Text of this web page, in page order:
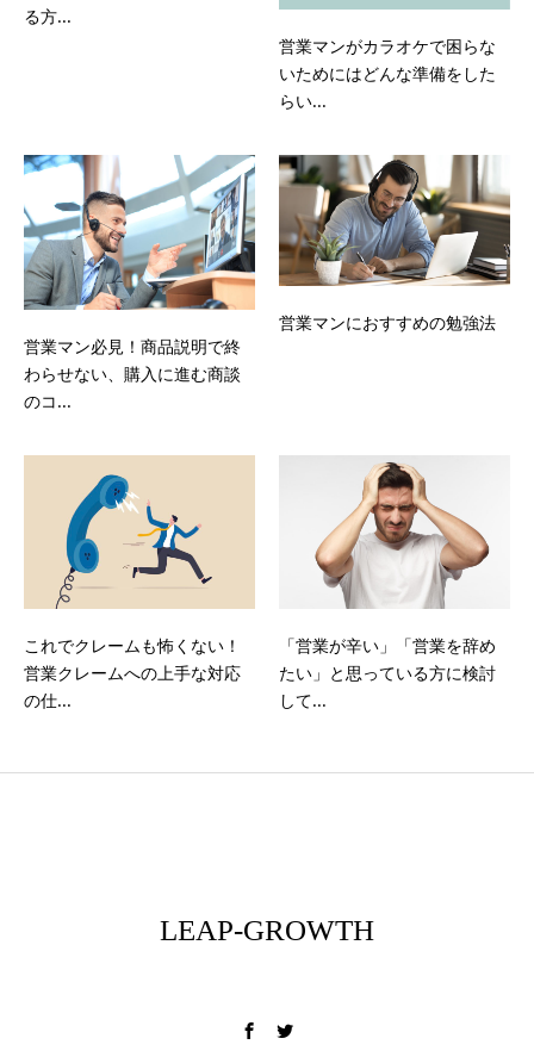
る方...
営業マンがカラオケで困らな
いためにはどんな準備をした
らい...
営業マン必見！商品説明で終
わらせない、購入に進む商談
のコ...
営業マンにおすすめの勉強法
これでクレームも怖くない！
営業クレームへの上手な対応
の仕...
「営業が辛い」「営業を辞め
たい」と思っている方に検討
して...
LEAP-GROWTH